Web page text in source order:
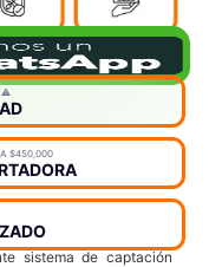
⚠️
A $450,000
sistema de captación